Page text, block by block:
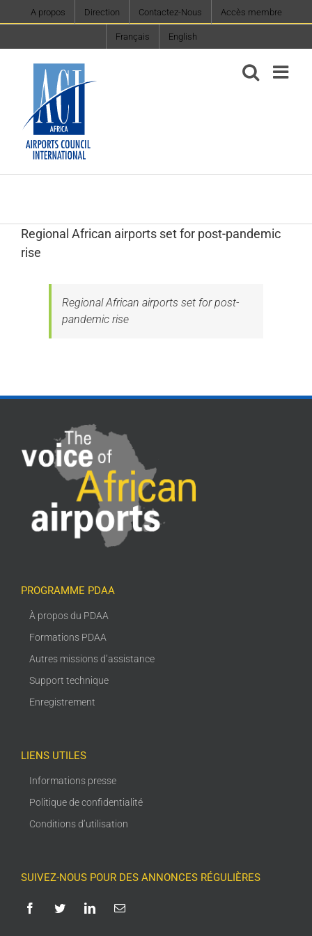
to
A propos Direction Contactez-Nous Accès membre
Français English
Regional African airports set for post-pandemic
rise
Regional African airports set for post-
pandemic rise
PROGRAMME PDAA
À propos du PDAA
Formations PDAA
Autres missions d’assistance
Support technique
Enregistrement
LIENS UTILES
Informations presse
Politique de confidentialité
Conditions d’utilisation
SUIVEZ-NOUS POUR DES ANNONCES RÉGULIÈRES